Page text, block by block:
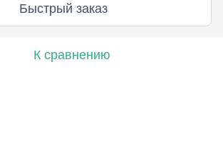
Быстрый заказ
К сравнению